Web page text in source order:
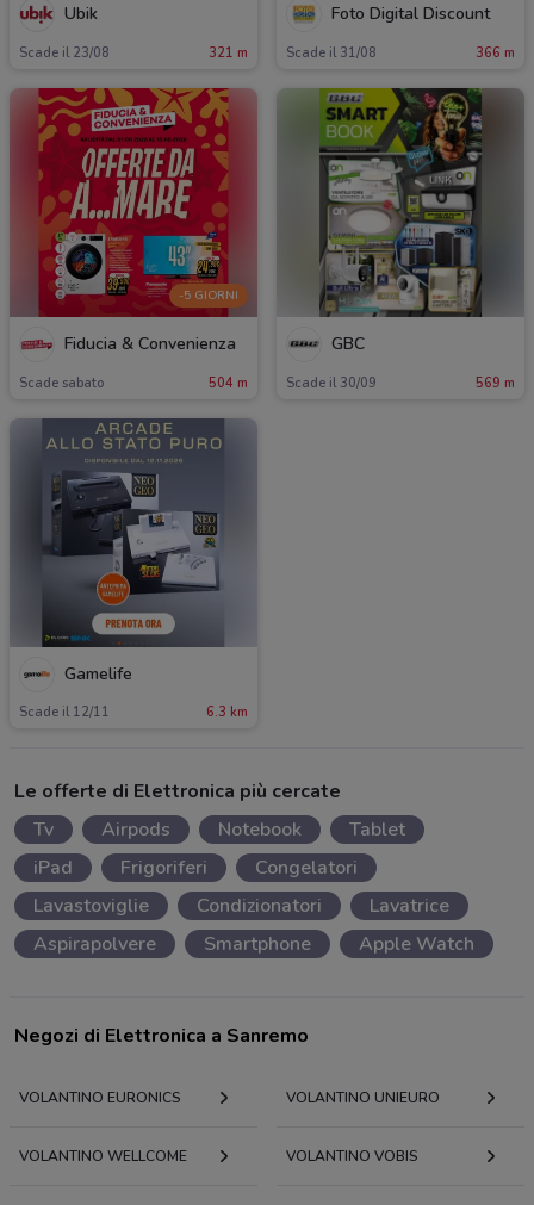
Ubik
Scade il 23/08 321 m
Foto Digital Discount
Scade il 31/08 366 m
-5 GIORNI
Fiducia & Convenienza
Scade sabato 504 m
GBC
Scade il 30/09 569 m
Gamelife
Scade il 12/11 6.3 km
Le offerte di Elettronica più cercate
Tv
Airpods Notebook
Tablet
iPad
Frigoriferi
Congelatori
Lavastoviglie
Condizionatori
Lavatrice
Aspirapolvere
Smartphone Apple Watch
Negozi di Elettronica a Sanremo
VOLANTINO EURONICS VOLANTINO UNIEURO
VOLANTINO WELLCOME VOLANTINO VOBIS